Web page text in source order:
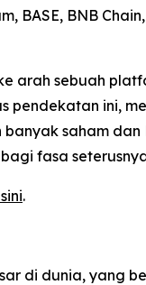
BASE, BNB
arah sebuah
pendekatan ini,
saham
fasa
.
di dunia, yang